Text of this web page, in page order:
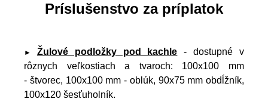
Príslušenstvo za príplatok
► Žulové podložky pod kachle - dostupné v
rôznych veľkostiach a tvaroch: 100x100 mm
- štvorec, 100x100 mm - oblúk, 90x75 mm obdĺžník,
100x120 šesťuholník.